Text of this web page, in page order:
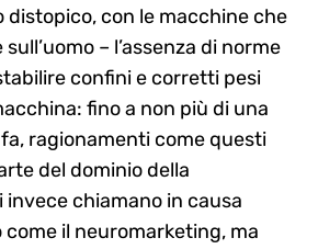
con le macchine che
– l’assenza di norme
confini e corretti pesi
fino a non più di una
ragionamenti come questi
del dominio della
chiamano in causa
come il neuromarketing, ma